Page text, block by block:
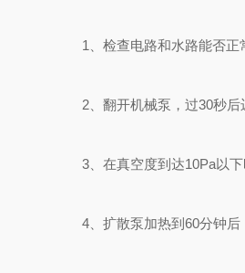
1、检查电路和水路能否正
2、翻开机械泵，过30秒后
3、在真空度到达10Pa以下
4、扩散泵加热到60分钟后